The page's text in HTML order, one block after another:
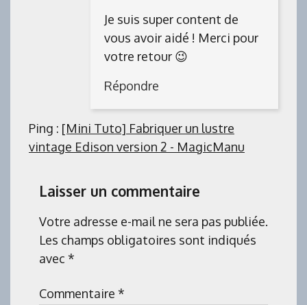
Je suis super content de
vous avoir aidé ! Merci pour
votre retour 😉
Répondre
Ping : [Mini Tuto] Fabriquer un lustre
vintage Edison version 2 - MagicManu
Laisser un commentaire
Votre adresse e-mail ne sera pas publiée.
Les champs obligatoires sont indiqués
avec *
Commentaire *